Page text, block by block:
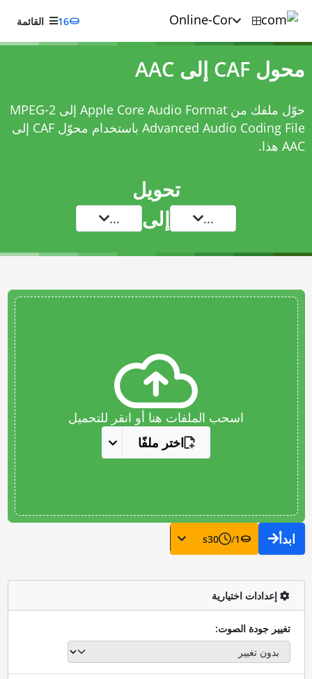
16 القائمة
محول CAF إلى AAC
حوّل ملفك من Apple Core Audio Format إلى MPEG-2
Advanced Audio Coding File باستخدام
محوّل CAF إلى
AACهذا.
تحويل
... إلى ...
اسحب الملفات هنا أو انقر للتحميل
اختر ملفًا
ابدأ 1
/
30
s
إعدادات اختيارية
تغيير جودة الصوت: